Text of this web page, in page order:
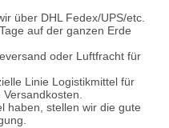
über DHL Fedex/UPS/etc.
auf der ganzen Erde
oder Luftfracht für
Linie Logistikmittel für
haben, stellen wir die gute